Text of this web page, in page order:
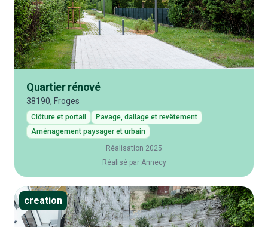
Quartier rénové
38190, Froges
Clôture et portail
Pavage, dallage et revêtement
Aménagement paysager et urbain
Réalisation 2025
Réalisé par Annecy
creation